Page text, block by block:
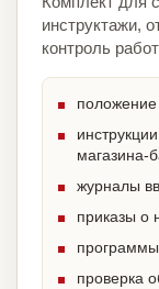
инструктажи,
контроль
положение
магазина-
журналы
приказы о
программы
проверка